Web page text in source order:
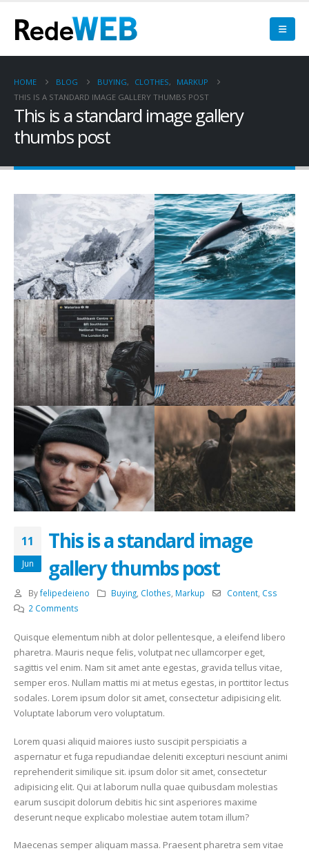
HOME BLOG BUYING, CLOTHES,
MARKUP
THIS IS A STANDARD IMAGE GALLERY THUMBS POST
This is a standard image gallery
thumbs post
11
Jun
This is a standard image
gallery thumbs post
By felipedeieno Buying, Clothes, Markup Content, Css
2 Comments
Quisque elementum nibh at dolor pellentesque, a eleifend libero
pharetra. Mauris neque felis, volutpat nec ullamcorper eget,
sagittis vel enim. Nam sit amet ante egestas, gravida tellus vitae,
semper eros. Nullam mattis mi at metus egestas, in porttitor lectus
sodales. Lorem ipsum dolor sit amet, consectetur adipisicing elit.
Voluptate laborum vero voluptatum.
Lorem quasi aliquid maiores iusto suscipit perspiciatis a
aspernatur et fuga repudiandae deleniti excepturi nesciunt animi
reprehenderit similique sit. ipsum dolor sit amet, consectetur
adipisicing elit. Qui at laborum nulla quae quibusdam molestias
earum suscipit dolorum debitis hic sint asperiores maxime
deserunt neque explicabo molestiae autem totam illum?
Maecenas semper aliquam massa. Praesent pharetra sem vitae